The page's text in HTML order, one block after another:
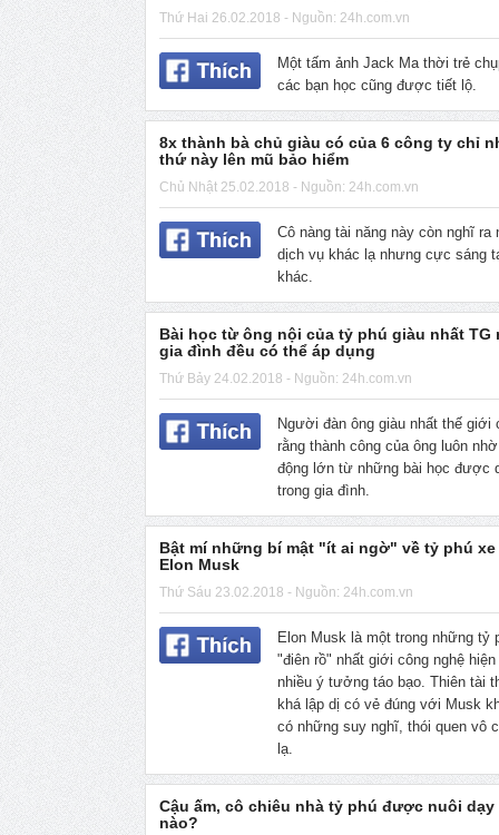
Thứ Hai 26.02.2018 - Nguồn: 24h.com.vn
Một tấm ảnh Jack Ma thời trẻ
các bạn học cũng được tiết lộ.
8x thành bà chủ giàu có của 6 công ty chỉ
thứ này lên mũ bảo hiểm
Chủ Nhật 25.02.2018 - Nguồn: 24h.com.vn
Cô nàng tài năng này còn nghĩ ra
dịch vụ khác lạ nhưng cực sáng
khác.
Bài học từ ông nội của tỷ phú giàu nhất TG
gia đình đều có thể áp dụng
Thứ Bảy 24.02.2018 - Nguồn: 24h.com.vn
Người đàn ông giàu nhất thế giới
rằng thành công của ông luôn
động lớn từ những bài học được
trong gia đình.
Bật mí những bí mật "ít ai ngờ" về tỷ phú xe
Elon Musk
Thứ Sáu 23.02.2018 - Nguồn: 24h.com.vn
Elon Musk là một trong những tỷ
"điên rồ" nhất giới công nghệ
nhiều ý tưởng táo bạo. Thiên tài
khá lập dị có vẻ đúng với Musk
có những suy nghĩ, thói quen vô
lạ.
Cậu ấm, cô chiêu nhà tỷ phú được nuôi
nào?